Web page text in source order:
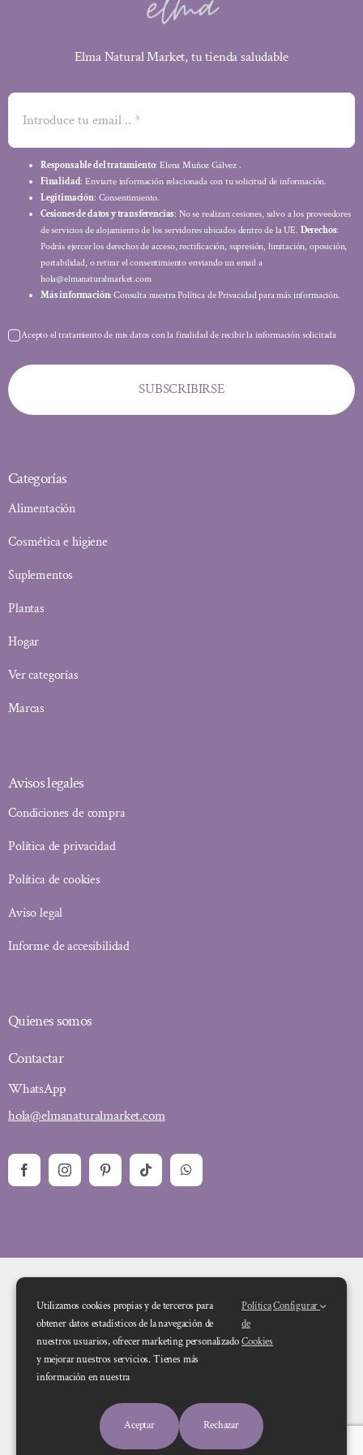
Elma Natural Market, tu tienda saludable
Responsable del tratamiento: Elena Muñoz Gálvez .
Finalidad: Enviarte información relacionada con tu solicitud de información.
Legitimación: Consentimiento.
Cesiones de datos y transferencias: No se realizan cesiones, salvo a los proveedores
de servicios de alojamiento de los servidores ubicados dentro de la UE. Derechos:
Podrás ejercer los derechos de acceso, rectificación, supresión, limitación, oposición,
portabilidad, o retirar el consentimiento enviando un email a
hola@elmanaturalmarket.com
Más información: Consulta nuestra Política de Privacidad para más información.
Acepto el tratamiento de mis datos con la finalidad de recibir la información solicitada
SUBSCRIBIRSE
Categorías
Alimentación
Cosmética e higiene
Suplementos
Plantas
Hogar
Ver categorías
Marcas
Avisos legales
Condiciones de compra
Política de privacidad
Política de cookies
Aviso legal
Informe de accesibilidad
Quienes somos
Contactar
WhatsApp
hola@elmanaturalmarket.com
Financiado por la Unión Europea – NextGenerationEU. Sin embargo, los
autores y no reflejan necesariamente los de la Unión Europea o la Comisión
Europea. Ni la Unión Europea ni la Comisión Europea pueden ser consideradas
responsables de las mismas
Utilizamos cookies propias y de terceros para
obtener datos estadísticos de la navegación de
nuestros usuarios, ofrecer marketing personalizado
y mejorar nuestros servicios. Tienes más
información en nuestra
Política
de
Cookies
Configurar
Aceptar Rechazar